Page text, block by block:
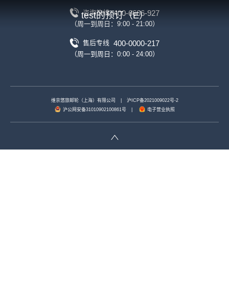
test的预订（E）
咨询热线 400-6666-927
（周一到周日：9:00 - 21:00）
售后专线 400-0000-217
（周一到周日：0:00 - 24:00）
维京悠旅邮轮（上海）有限公司
沪ICP备2021009022号-2
沪公网安备31010902100861号
电子营业执照